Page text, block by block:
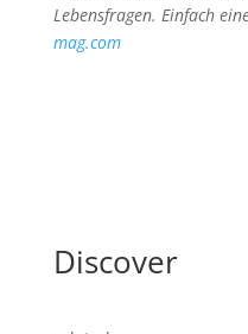
Lebensfragen. Einfach
mag.com
Discover